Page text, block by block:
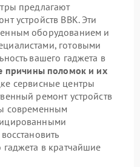
предлагают
устройств BBK. Эти
оборудованием и
готовыми
вашего гаджета в
причины поломок и их
сервисные центры
ремонт устройств
современным
в кратчайшие